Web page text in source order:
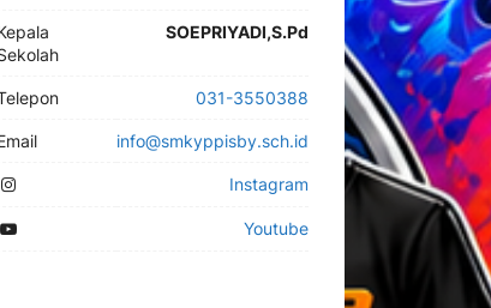
SOEPRIYADI,S.Pd
031-3550388
info@smkyppisby.sch.id
Instagram
Youtube